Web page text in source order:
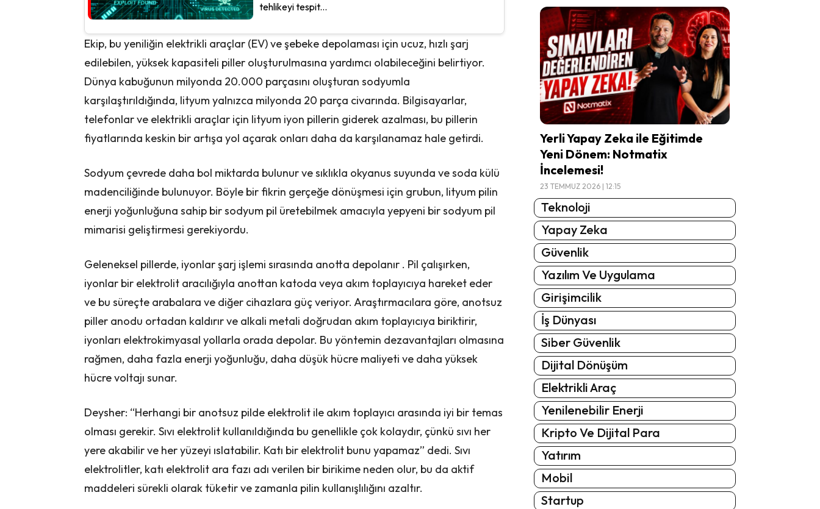
tehlikeyi tespit...
Ekip, bu yeniliğin elektrikli araçlar (EV) ve şebeke depolaması için ucuz, hızlı şarj
edilebilen, yüksek kapasiteli piller oluşturulmasına yardımcı olabileceğini belirtiyor.
Dünya kabuğunun milyonda 20.000 parçasını oluşturan sodyumla
karşılaştırıldığında, lityum yalnızca milyonda 20 parça civarında. Bilgisayarlar,
telefonlar ve elektrikli araçlar için lityum iyon pillerin giderek azalması, bu pillerin
fiyatlarında keskin bir artışa yol açarak onları daha da karşılanamaz hale getirdi.
Sodyum çevrede daha bol miktarda bulunur ve sıklıkla okyanus suyunda ve soda külü
madenciliğinde bulunuyor. Böyle bir fikrin gerçeğe dönüşmesi için grubun, lityum pilin
enerji yoğunluğuna sahip bir sodyum pil üretebilmek amacıyla yepyeni bir sodyum pil
mimarisi geliştirmesi gerekiyordu.
Geleneksel pillerde, iyonlar şarj işlemi sırasında anotta depolanır . Pil çalışırken,
iyonlar bir elektrolit aracılığıyla anottan katoda veya akım toplayıcıya hareket eder
ve bu süreçte arabalara ve diğer cihazlara güç veriyor. Araştırmacılara göre, anotsuz
piller anodu ortadan kaldırır ve alkali metali doğrudan akım toplayıcıya biriktirir,
iyonları elektrokimyasal yollarla orada depolar. Bu yöntemin dezavantajları olmasına
rağmen, daha fazla enerji yoğunluğu, daha düşük hücre maliyeti ve daha yüksek
hücre voltajı sunar.
Deysher: “Herhangi bir anotsuz pilde elektrolit ile akım toplayıcı arasında iyi bir temas
olması gerekir. Sıvı elektrolit kullanıldığında bu genellikle çok kolaydır, çünkü sıvı her
yere akabilir ve her yüzeyi ıslatabilir. Katı bir elektrolit bunu yapamaz” dedi. Sıvı
elektrolitler, katı elektrolit ara fazı adı verilen bir birikime neden olur, bu da aktif
maddeleri sürekli olarak tüketir ve zamanla pilin kullanışlılığını azaltır.
Yerli Yapay Zeka ile Eğitimde
Yeni Dönem: Notmatix
İncelemesi!
23 TEMMUZ 2026 | 12:15
Teknoloji
Yapay Zeka
Güvenlik
Yazılım Ve Uygulama
Girişimcilik
İş Dünyası
Siber Güvenlik
Dijital Dönüşüm
Elektrikli Araç
Yenilenebilir Enerji
Kripto Ve Dijital Para
Yatırım
Mobil
Startup